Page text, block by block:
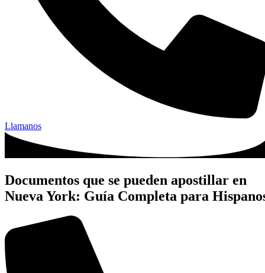
Llamanos
Documentos que se pueden apostillar en
Nueva York: Guía Completa para